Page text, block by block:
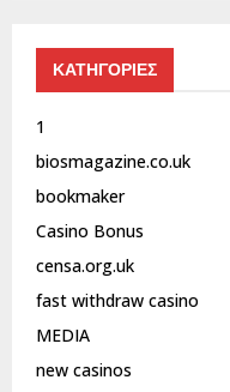
ΚΑΤΗΓΟΡΙΕΣ
1
biosmagazine.co.uk
bookmaker
Casino Bonus
censa.org.uk
fast withdraw casino
MEDIA
new casinos